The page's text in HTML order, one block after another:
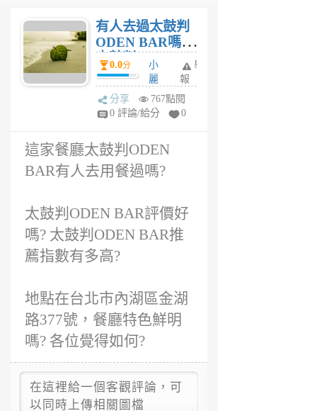
有人去過太鼓判
ODEN BAR嗎?
太鼓判ODEN
BAR評價?
0.0分
小
麗
6
年
舉
報
分享
767點閱
0 評論/給分
0
這家餐廳太鼓判ODEN
BAR有人去用餐過嗎?
太鼓判ODEN BAR評價好
嗎? 太鼓判ODEN BAR推
薦指數有多高?
地點在台北市內湖區金湖
路377號，餐廳特色鮮明
嗎? 各位覺得如何?